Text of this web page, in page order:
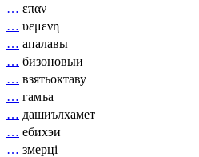
… επαν
… υεμενη
… апалавы
… бизоновыи
… взятьоктаву
… гамъа
… дашиълхамет
… ебихэи
… змерці